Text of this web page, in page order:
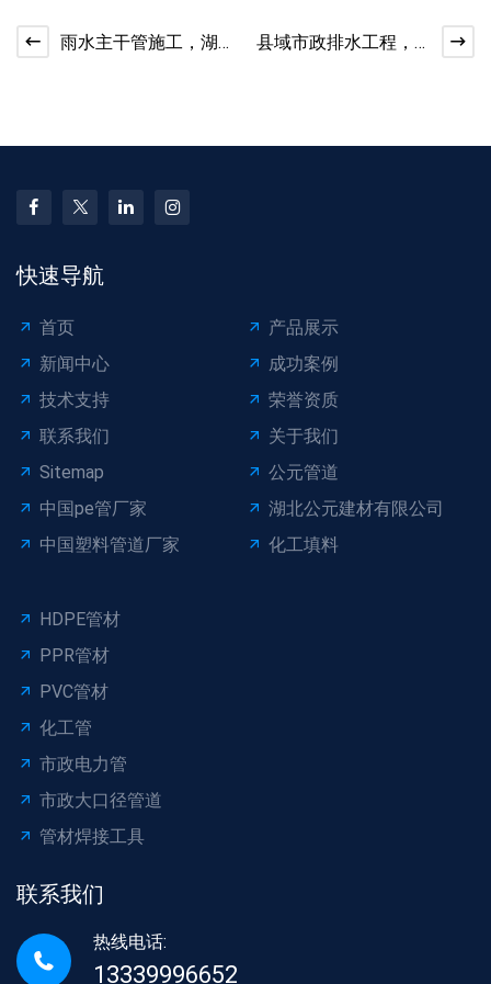
雨水主干管施工，湖
县域市政排水工程，
快速导航
首页
产品展示
新闻中心
成功案例
技术支持
荣誉资质
联系我们
关于我们
Sitemap
公元管道
中国pe管厂家
湖北公元建材有限公司
中国塑料管道厂家
化工填料
HDPE管材
PPR管材
PVC管材
化工管
市政电力管
市政大口径管道
管材焊接工具
联系我们
热线电话:
13339996652